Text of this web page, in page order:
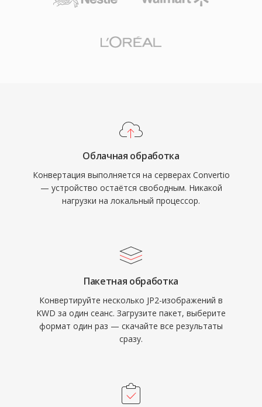
Облачная обработка
Конвертация выполняется на серверах Convertio
— устройство остаётся свободным. Никакой
нагрузки на локальный процессор.
Пакетная обработка
Конвертируйте несколько JP2-изображений в
KWD за один сеанс. Загрузите пакет, выберите
формат один раз — скачайте все результаты
сразу.